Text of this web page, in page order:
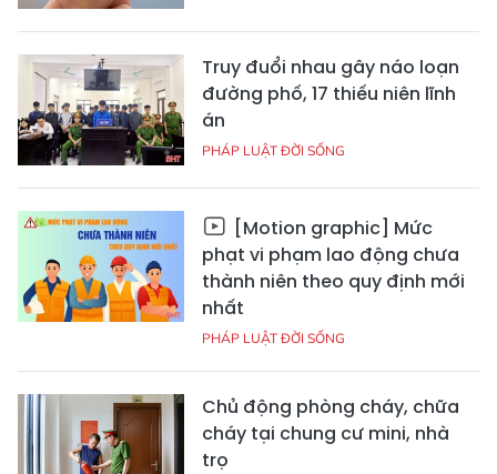
Truy đuổi nhau gây náo loạn
đường phố, 17 thiếu niên lĩnh
án
PHÁP LUẬT ĐỜI SỐNG
[Motion graphic] Mức
phạt vi phạm lao động chưa
thành niên theo quy định mới
nhất
PHÁP LUẬT ĐỜI SỐNG
Chủ động phòng cháy, chữa
cháy tại chung cư mini, nhà
trọ